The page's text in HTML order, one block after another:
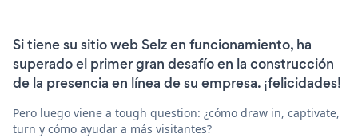
Si tiene su sitio web Selz en funcionamiento, ha
superado el primer gran desafío en la construcción
de la presencia en línea de su empresa. ¡felicidades!
Pero luego viene a tough question: ¿cómo draw in, captivate,
turn y cómo ayudar a más visitantes?